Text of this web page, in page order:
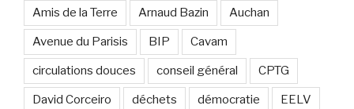
Amis de la Terre Arnaud Bazin Auchan
Avenue du Parisis BIP Cavam
circulations douces conseil général CPTG
David Corceiro déchets démocratie EELV